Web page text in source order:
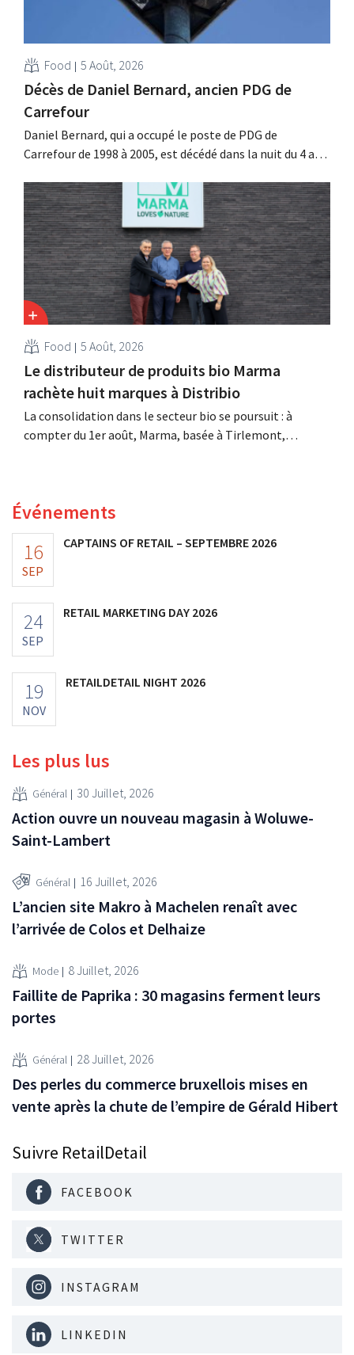
Food 5 Août, 2026
Décès de Daniel Bernard, ancien PDG de
Carrefour
Daniel Bernard, qui a occupé le poste de PDG de
Carrefour de 1998 à 2005, est décédé dans la nuit du 4 au 5
l'enseigne, mené à bien la fusion avec Promodès et
racheté GB, alors leader du marché belge.
Food 5 Août, 2026
Le distributeur de produits bio Marma
rachète huit marques à Distribio
La consolidation dans le secteur bio se poursuit : à
compter du 1er août, Marma, basée à Tirlemont,
Événements
16
SEP
CAPTAINS OF RETAIL – SEPTEMBRE 2026
24
SEP
RETAIL MARKETING DAY 2026
19
NOV
RETAILDETAIL NIGHT 2026
Les plus lus
Général 30 Juillet, 2026
Action ouvre un nouveau magasin à Woluwe-
Saint-Lambert
Général 16 Juillet, 2026
L’ancien site Makro à Machelen renaît avec
l’arrivée de Colos et Delhaize
Mode 8 Juillet, 2026
Faillite de Paprika : 30 magasins ferment leurs
portes
Général 28 Juillet, 2026
Des perles du commerce bruxellois mises en
vente après la chute de l’empire de Gérald Hibert
Suivre RetailDetail
FACEBOOK
TWITTER
INSTAGRAM
LINKEDIN